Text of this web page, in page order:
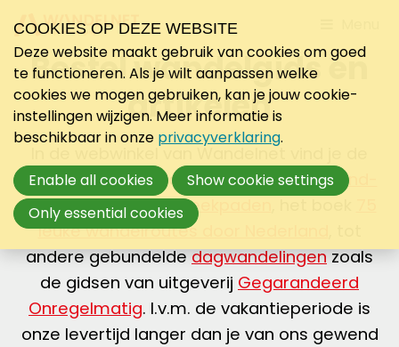
to
Bestel wandelgids en
artikelen
In de webwinkel van Wandelnet vind je de
mooiste wandelgidsen vanLange-Afstand-
WandelpadenenStreekpaden
leuke wandelroutes door Nederland
andere gebundeldedagwandelingenzoals
de gidsen van uitgeverij Gegarandeerd
Onregelmatig. I.v.m. de vakantieperiode is
onze levertijd langer dan je van ons gewend
COOKIES OP DEZE WEBSITE
Deze website maakt gebruik van cookies om goed
te functioneren. Als je wilt aanpassen welke
cookies we mogen gebruiken, kan je jouw cookie-
instellingen wijzigen. Meer informatie is
beschikbaar in onze privacyverklaring.
Enable all cookies
Show cookie settings
Only essential cookies